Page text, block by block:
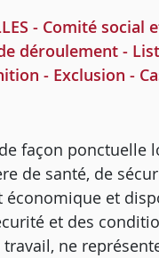
- Comité
déroulement -
- Exclusion -
façon ponctuelle
de santé, de
et
et des
ne